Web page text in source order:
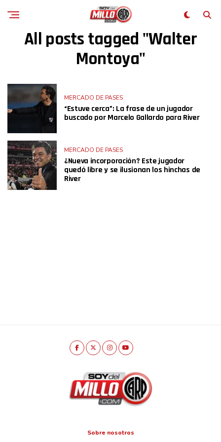
All posts tagged "Walter
Montoya"
MERCADO DE PASES
“Estuve cerca”: La frase de un jugador
buscado por Marcelo Gallardo para River
MERCADO DE PASES
¿Nueva incorporación? Este jugador
quedó libre y se ilusionan los hinchas de
River
Sobre nosotros